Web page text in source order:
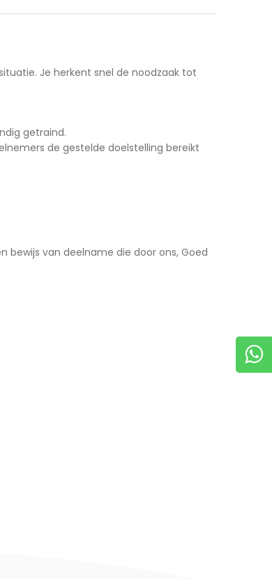
Je herkent snel de noodzaak tot
getraind.
de gestelde doelstelling bereikt
bewijs van deelname die door ons, Goed